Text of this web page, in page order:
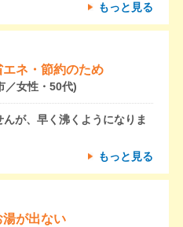
もっと見る
エネ・節約のため
／女性・50代)
が、早く沸くようになりま
もっと見る
湯が出ない